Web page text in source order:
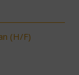
(H/F)